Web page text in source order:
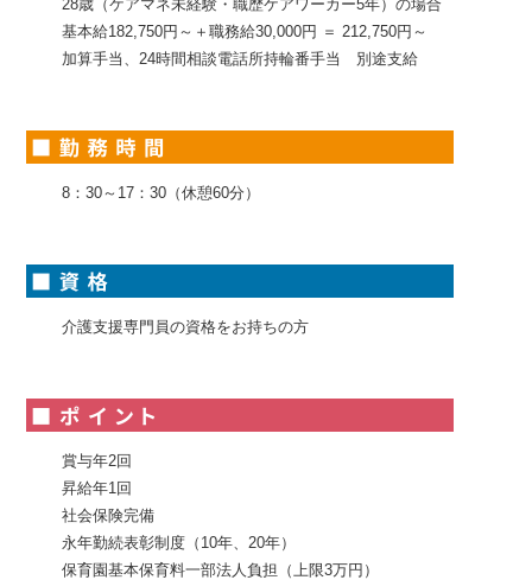
28歳（ケアマネ未経験・職歴ケアワーカー5年）の場合
基本給182,750円～＋職務給30,000円 ＝ 212,750円～
加算手当、24時間相談電話所持輪番手当 別途支給
8：30～17：30（休憩60分）
介護支援専門員の資格をお持ちの方
賞与年2回
昇給年1回
社会保険完備
永年勤続表彰制度（10年、20年）
保育園基本保育料一部法人負担（上限3万円）